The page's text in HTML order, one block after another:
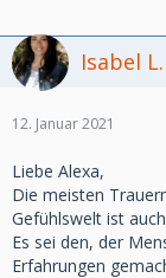
Isabel
12. Januar 2021
Liebe Alexa,
Die meisten
Gefühlswelt ist
Es sei den, der
Erfahrungen